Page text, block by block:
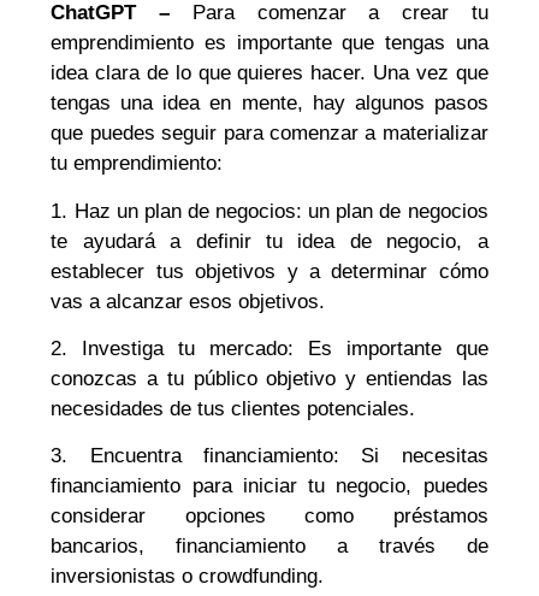
ChatGPT –
Para comenzar a crear tu
emprendimiento es importante que tengas una
idea clara de lo que quieres hacer. Una vez que
tengas una idea en mente, hay algunos pasos
que puedes seguir para comenzar a materializar
tu emprendimiento:
1. Haz un plan de negocios: un plan de negocios
te ayudará a definir tu idea de negocio, a
establecer tus objetivos y a determinar cómo
vas a alcanzar esos objetivos.
2. Investiga tu mercado: Es importante que
conozcas a tu público objetivo y entiendas las
necesidades de tus clientes potenciales.
3. Encuentra financiamiento: Si necesitas
financiamiento para iniciar tu negocio, puedes
considerar opciones como préstamos
bancarios, financiamiento a través de
inversionistas o crowdfunding.